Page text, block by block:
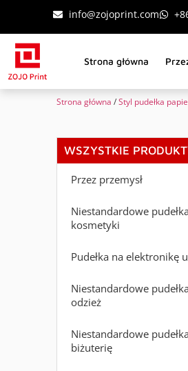
info@zojoprint.com
Strona główna
Strona główna /Styl pudełka
WSZYSTKIE
Przez przemysł
Niestandardowe
kosmetyki
Pudełka na elektronikę
Niestandardowe
odzież
Niestandardowe
biżuterię